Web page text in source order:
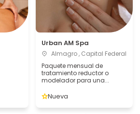
Urban AM Spa
Almagro , Capital Federal
Paquete mensual de
tratamiento reductor o
modelador para una...
Nueva